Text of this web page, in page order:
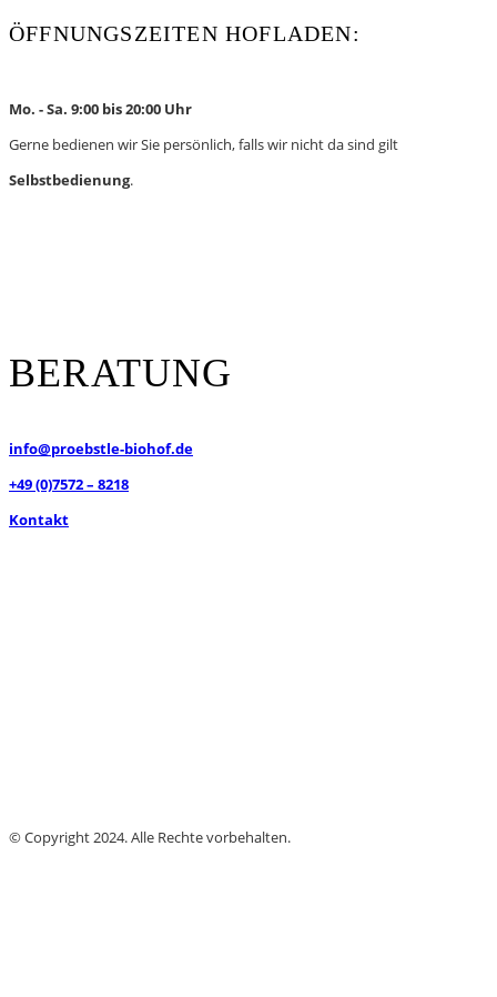
ÖFFNUNGSZEITEN HOFLADEN:
Mo. - Sa. 9:00 bis 20:00 Uhr
Gerne bedienen wir Sie persönlich, falls wir nicht da sind gilt
Selbstbedienung.
BERATUNG
info@proebstle-biohof.de
+49 (0)7572 – 8218
Kontakt
© Copyright 2024. Alle Rechte vorbehalten.